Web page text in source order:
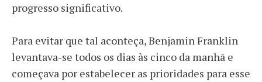
progresso significativo.
Para evitar que tal aconteça, Benjamin Franklin
levantava-se todos os dias às cinco da manhã e
começava por estabelecer as prioridades para esse